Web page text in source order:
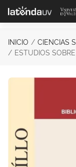
Saltar al contenido
INICIO CIENCIAS
ESTUDIOS